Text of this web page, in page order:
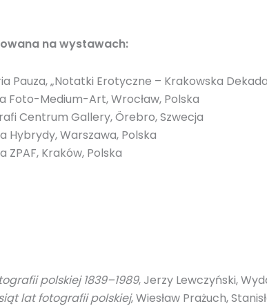
na wystawach:
Pauza, „Notatki Erotyczne – Krakowska
Foto-Medium-Art, Wrocław, Polska
Centrum Gallery, Örebro, Szwecja
Hybrydy, Warszawa, Polska
ZPAF, Kraków, Polska
polskiej 1839–1989, Jerzy Lewczyński,
lat fotografii polskiej, Wiesław Prażuch,